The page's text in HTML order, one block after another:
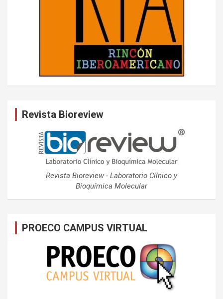
Revista Bioreview
Revista Bioreview - Laboratorio Clínico y
Bioquímica Molecular
PROECO CAMPUS VIRTUAL